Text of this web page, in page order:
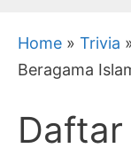
Home » Trivia
Beragama
Daftar